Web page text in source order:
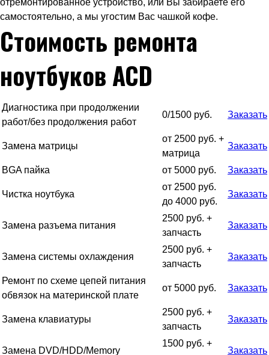
отремонтированное устройство, или Вы забираете его
самостоятельно, а мы угостим Вас чашкой кофе.
Стоимость ремонта
ноутбуков ACD
Диагностика при продолжении
работ/без продолжения работ
0/1500 руб. Заказать
Замена матрицы
от 2500 руб. +
матрица
Заказать
BGA пайка от 5000 руб. Заказать
Чистка ноутбука
от 2500 руб.
до 4000 руб.
Заказать
Замена разъема питания
2500 руб. +
запчасть
Заказать
Замена системы охлаждения
2500 руб. +
запчасть
Заказать
Ремонт по схеме цепей питания
обвязок на материнской плате
от 5000 руб. Заказать
Замена клавиатуры
2500 руб. +
запчасть
Заказать
Замена DVD/HDD/Memory
1500 руб. +
Заказать